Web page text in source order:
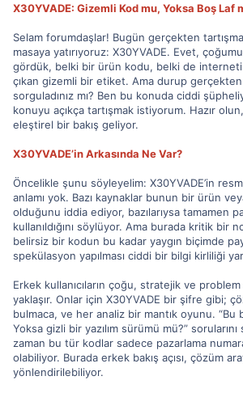
i
X30YVADE: Gizemli Kod mu, Yoksa Boş Laf
Selam forumdaşlar! Bugün gerçekten
masaya yatırıyoruz: X30YVADE. Evet,
gördük, belki bir ürün kodu, belki de
çıkan gizemli bir etiket. Ama durup
sorguladınız mı? Ben bu konuda ciddi
konuyu açıkça tartışmak istiyorum. Hazır
eleştirel bir bakış geliyor.
X30YVADE’in Arkasında Ne Var?
Öncelikle şunu söyleyelim: X30YVADE’in
anlamı yok. Bazı kaynaklar bunun bir ürün
olduğunu iddia ediyor, bazılarıysa tamamen
kullanıldığını söylüyor. Ama burada kritik bir
belirsiz bir kodun bu kadar yaygın biçimde
spekülasyon yapılması ciddi bir bilgi kirliliği
Erkek kullanıcıların çoğu, stratejik ve problem
yaklaşır. Onlar için X30YVADE bir şifre gibi;
bulmaca, ve her analiz bir mantık oyunu. “Bu
Yoksa gizli bir yazılım sürümü mü?”
zaman bu tür kodlar sadece pazarlama
olabiliyor. Burada erkek bakış açısı, çözüm
yönlendirilebiliyor.